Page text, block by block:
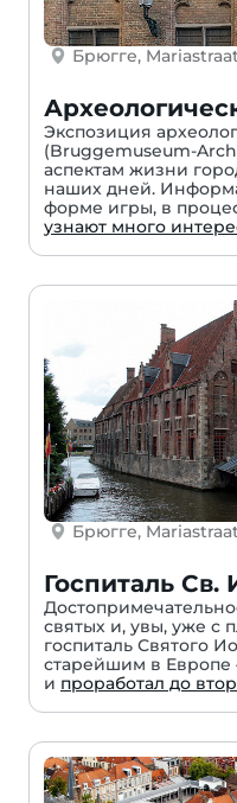
Брюгге,
Экспозиция
(Bruggemuseum-
аспектам жизни
наших дней.
форме игры, в
узнают много
Брюгге,
Госпиталь Св.
святых и, увы, уже с
госпиталь Святого
старейшим в Европе
и проработал до